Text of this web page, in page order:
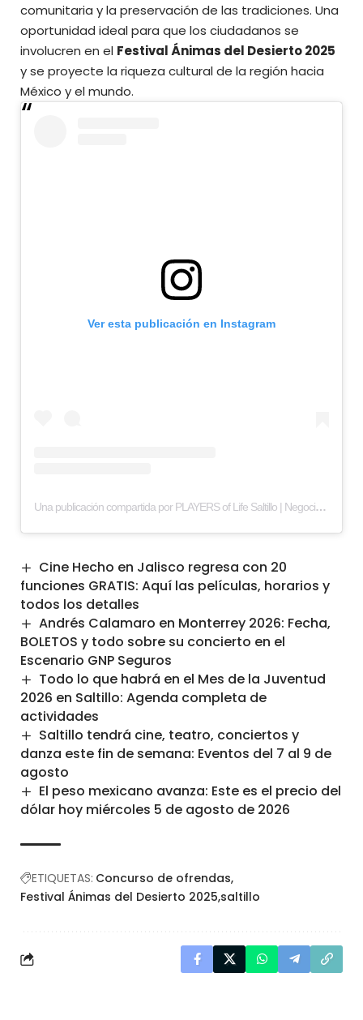
comunitaria y la preservación de las tradiciones. Una
oportunidad ideal para que los ciudadanos se
involucren en el Festival Ánimas del Desierto 2025
y se proyecte la riqueza cultural de la región hacia
México y el mundo.
Ver esta publicación en Instagram
Una publicación compartida por PLAYERS of Life Saltillo | Negocios y estilo de vida (@players_saltillo)
Cine Hecho en Jalisco regresa con 20
funciones GRATIS: Aquí las películas, horarios y
todos los detalles
Andrés Calamaro en Monterrey 2026: Fecha,
BOLETOS y todo sobre su concierto en el
Escenario GNP Seguros
Todo lo que habrá en el Mes de la Juventud
2026 en Saltillo: Agenda completa de
actividades
Saltillo tendrá cine, teatro, conciertos y
danza este fin de semana: Eventos del 7 al 9 de
agosto
El peso mexicano avanza: Este es el precio del
dólar hoy miércoles 5 de agosto de 2026
ETIQUETAS: Concurso de ofrendas
Festival Ánimas del Desierto 2025 saltillo